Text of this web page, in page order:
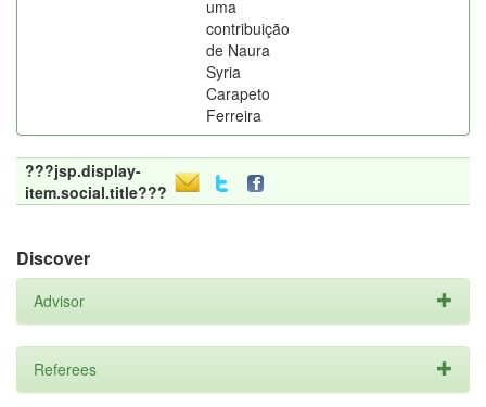
uma
contribuição
de Naura
Syria
Carapeto
Ferreira
???jsp.display-
item.social.title???
Discover
Advisor
Referees